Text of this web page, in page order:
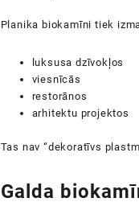
Planika biokamīni tiek
luksusa dzīvokļos
viesnīcās
restorānos
arhitektu projektos
Tas nav “dekoratīvs
Galda